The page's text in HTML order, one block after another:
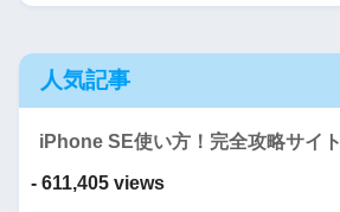
人気記事
iPhone SE使い方！完全攻略サイト
- 611,405 views